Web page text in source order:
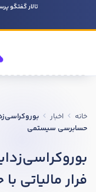
تالار گفتگو
خانه اخبار
حسابرسی سیستمی
فرار
سابقه کار حسابداری